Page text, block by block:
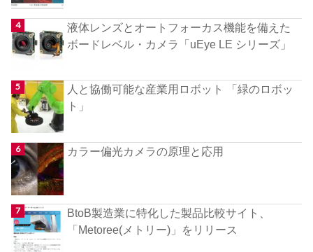
液体レンズとオートフォーカス機能を備えた
ボードレベル・カメラ「uEye LE シリーズ」
人と協働可能な産業用ロボット 「緑のロボッ
ト」
カラー偏光カメラの原理と応用
BtoB製造業に特化した製品比較サイト、
「Metoree(メトリー)」をリリース